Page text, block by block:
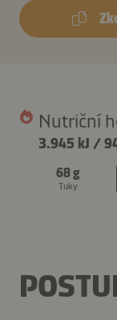
Nutriční
3.945 kJ /
68 g
Tuky